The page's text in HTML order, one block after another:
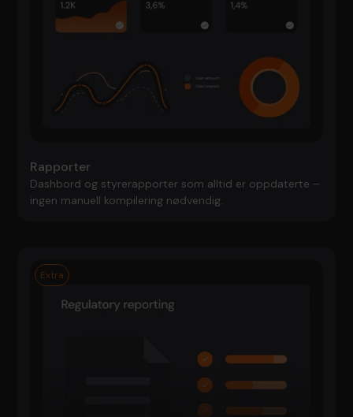
Rapporter
Dashbord og styrerapporter som alltid er oppdaterte –
ingen manuell kompilering nødvendig.
Extra